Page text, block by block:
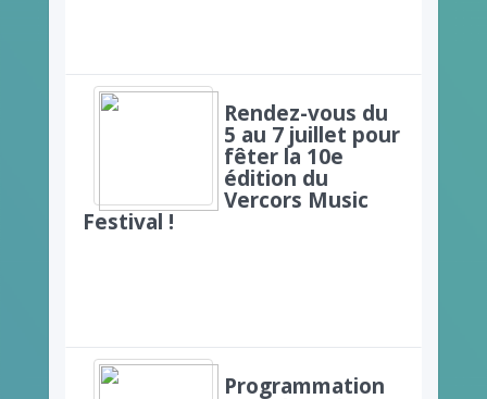
Rendez-vous du
5 au 7 juillet pour
fêter la 10e
édition du
Vercors Music
Festival !
Programmation